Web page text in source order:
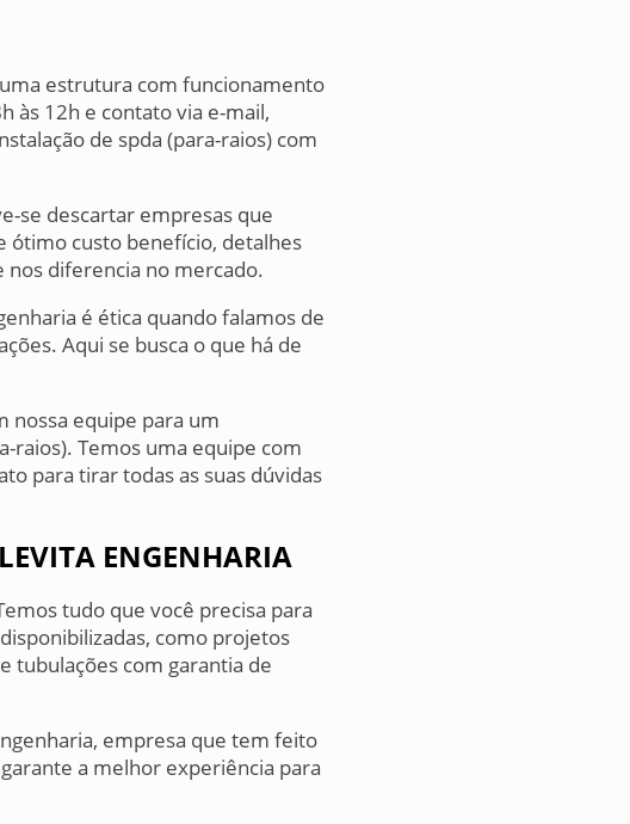
estrutura com funcionamento
às 12h e contato via e-mail,
de spda (para-raios) com
se descartar empresas que
ótimo custo benefício, detalhes
nos diferencia no mercado.
é ética quando falamos de
Aqui se busca o que há de
nossa equipe para um
raios). Temos uma equipe com
para tirar todas as suas dúvidas
ENGENHARIA
tudo que você precisa para
como projetos
tubulações com garantia de
empresa que tem feito
a melhor experiência para